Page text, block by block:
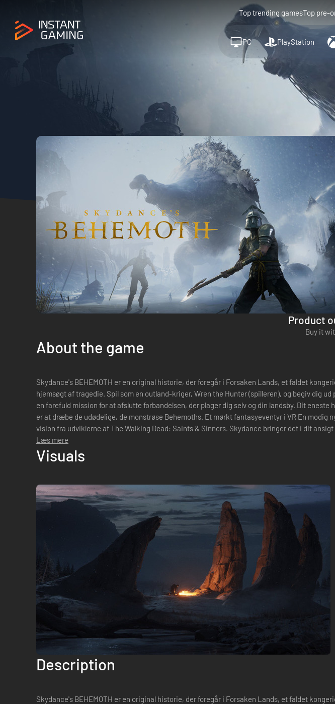
Top trending gamesTop pre-
PC PlayStation
Product
Buy it
About the game
Skydance's BEHEMOTH er en original historie, der foregår i Forsaken Lands, et faldet
hjemsøgt af tragedie. Spil som en outland-kriger, Wren the Hunter (spilleren), og begiv dig ud
en farefuld mission for at afslutte forbandelsen, der plager dig selv og din landsby. Dit eneste
er at dræbe de udødelige, de monstrøse Behemoths. Et mørkt fantasyeventyr i VR En modig ny
vision fra udviklerne af The Walking Dead: Saints & Sinners. Skydance bringer det i dit
""Virt...
Læs mere
Visuals
Description
Skydance's BEHEMOTH er en original historie, der foregår i Forsaken Lands, et faldet